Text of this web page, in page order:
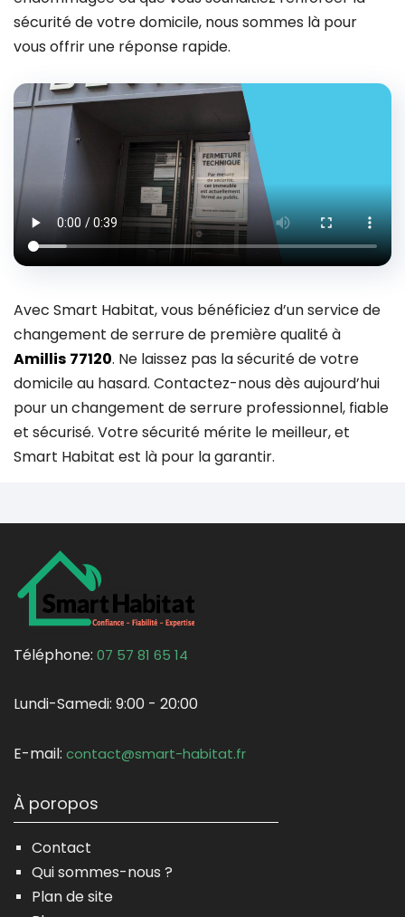
sécurité de votre domicile, nous sommes là pour
vous offrir une réponse rapide.
Avec Smart Habitat, vous bénéficiez d’un service de
changement de serrure de première qualité à
Amillis 77120. Ne laissez pas la sécurité de votre
domicile au hasard. Contactez-nous dès aujourd’hui
pour un changement de serrure professionnel, fiable
et sécurisé. Votre sécurité mérite le meilleur, et
Smart Habitat est là pour la garantir.
Téléphone: 07 57 81 65 14
Lundi-Samedi: 9:00 - 20:00
E-mail: contact@smart-habitat.fr
À poropos
Contact
Qui sommes-nous ?
Plan de site